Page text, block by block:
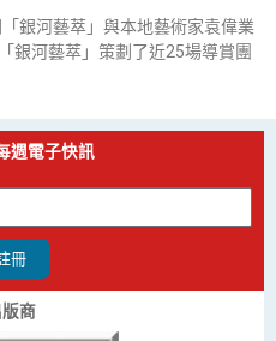
銀河藝萃」與本地藝術家袁偉業
銀河藝萃」策劃了近25場導賞團
週電子快訊
冊
版商